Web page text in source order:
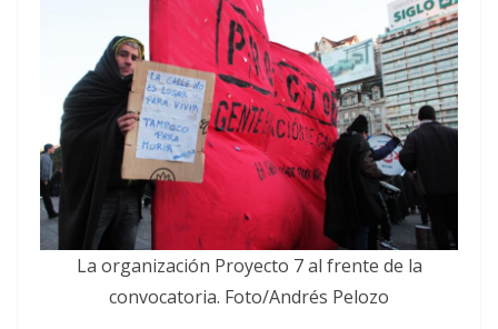
La organización Proyecto 7 al frente de la
convocatoria. Foto/Andrés Pelozo